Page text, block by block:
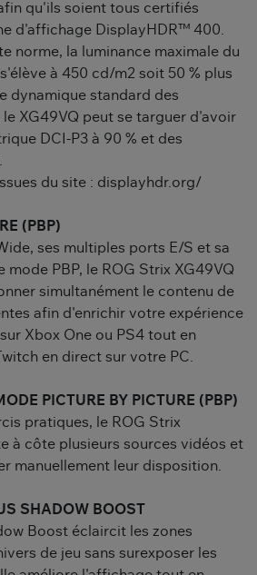
qu'ils soient tous certifiés
d'affichage DisplayHDR™ 400.
norme, la luminance maximale du
à 450 cd/m2 soit 50 % plus
dynamique standard des
XG49VQ peut se targuer d'avoir
DCI-P3 à 90 % et des
du site : displayhdr.org/
(PBP)
ses multiples ports E/S et sa
PBP, le ROG Strix XG49VQ
simultanément le contenu de
afin d'enrichir votre expérience
Xbox One ou PS4 tout en
en direct sur votre PC.
PICTURE BY PICTURE (PBP)
pratiques, le ROG Strix
à côte plusieurs sources vidéos et
manuellement leur disposition.
SHADOW BOOST
Boost éclaircit les zones
de jeu sans surexposer les